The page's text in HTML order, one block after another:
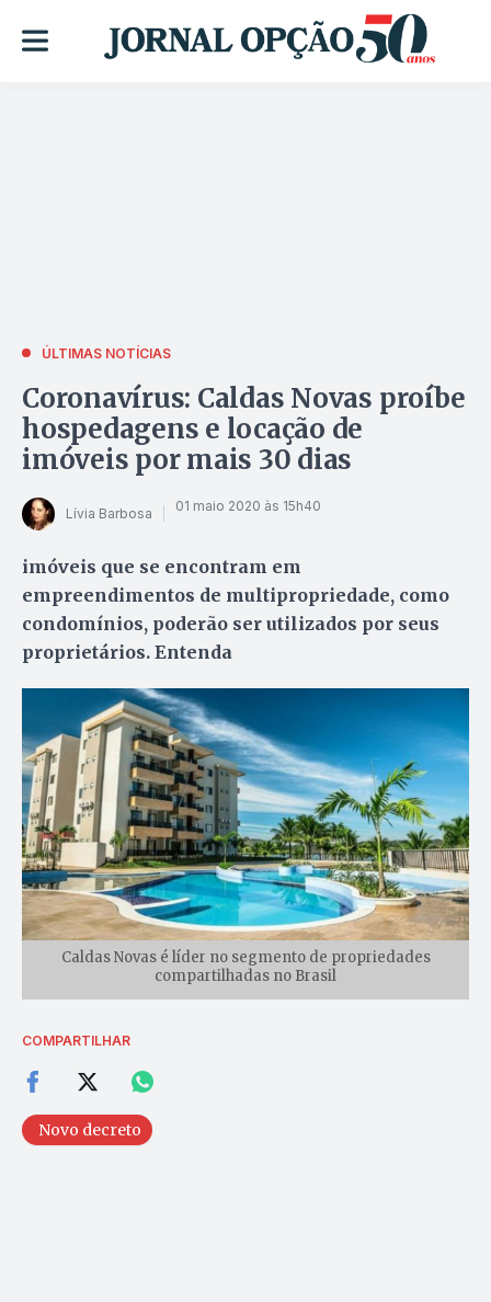
ÚLTIMAS NOTÍCIAS
Coronavírus: Caldas Novas proíbe
hospedagens e locação de
imóveis por mais 30 dias
Lívia Barbosa 01 maio 2020 às 15h40
imóveis que se encontram em
empreendimentos de multipropriedade, como
condomínios, poderão ser utilizados por seus
proprietários. Entenda
Caldas Novas é líder no segmento de propriedades
compartilhadas no Brasil
COMPARTILHAR
Novo decreto